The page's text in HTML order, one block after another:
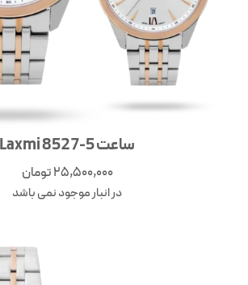
ساعت Laxmi 8527-5
25,500,000تومان
در انبار موجود نمی باشد